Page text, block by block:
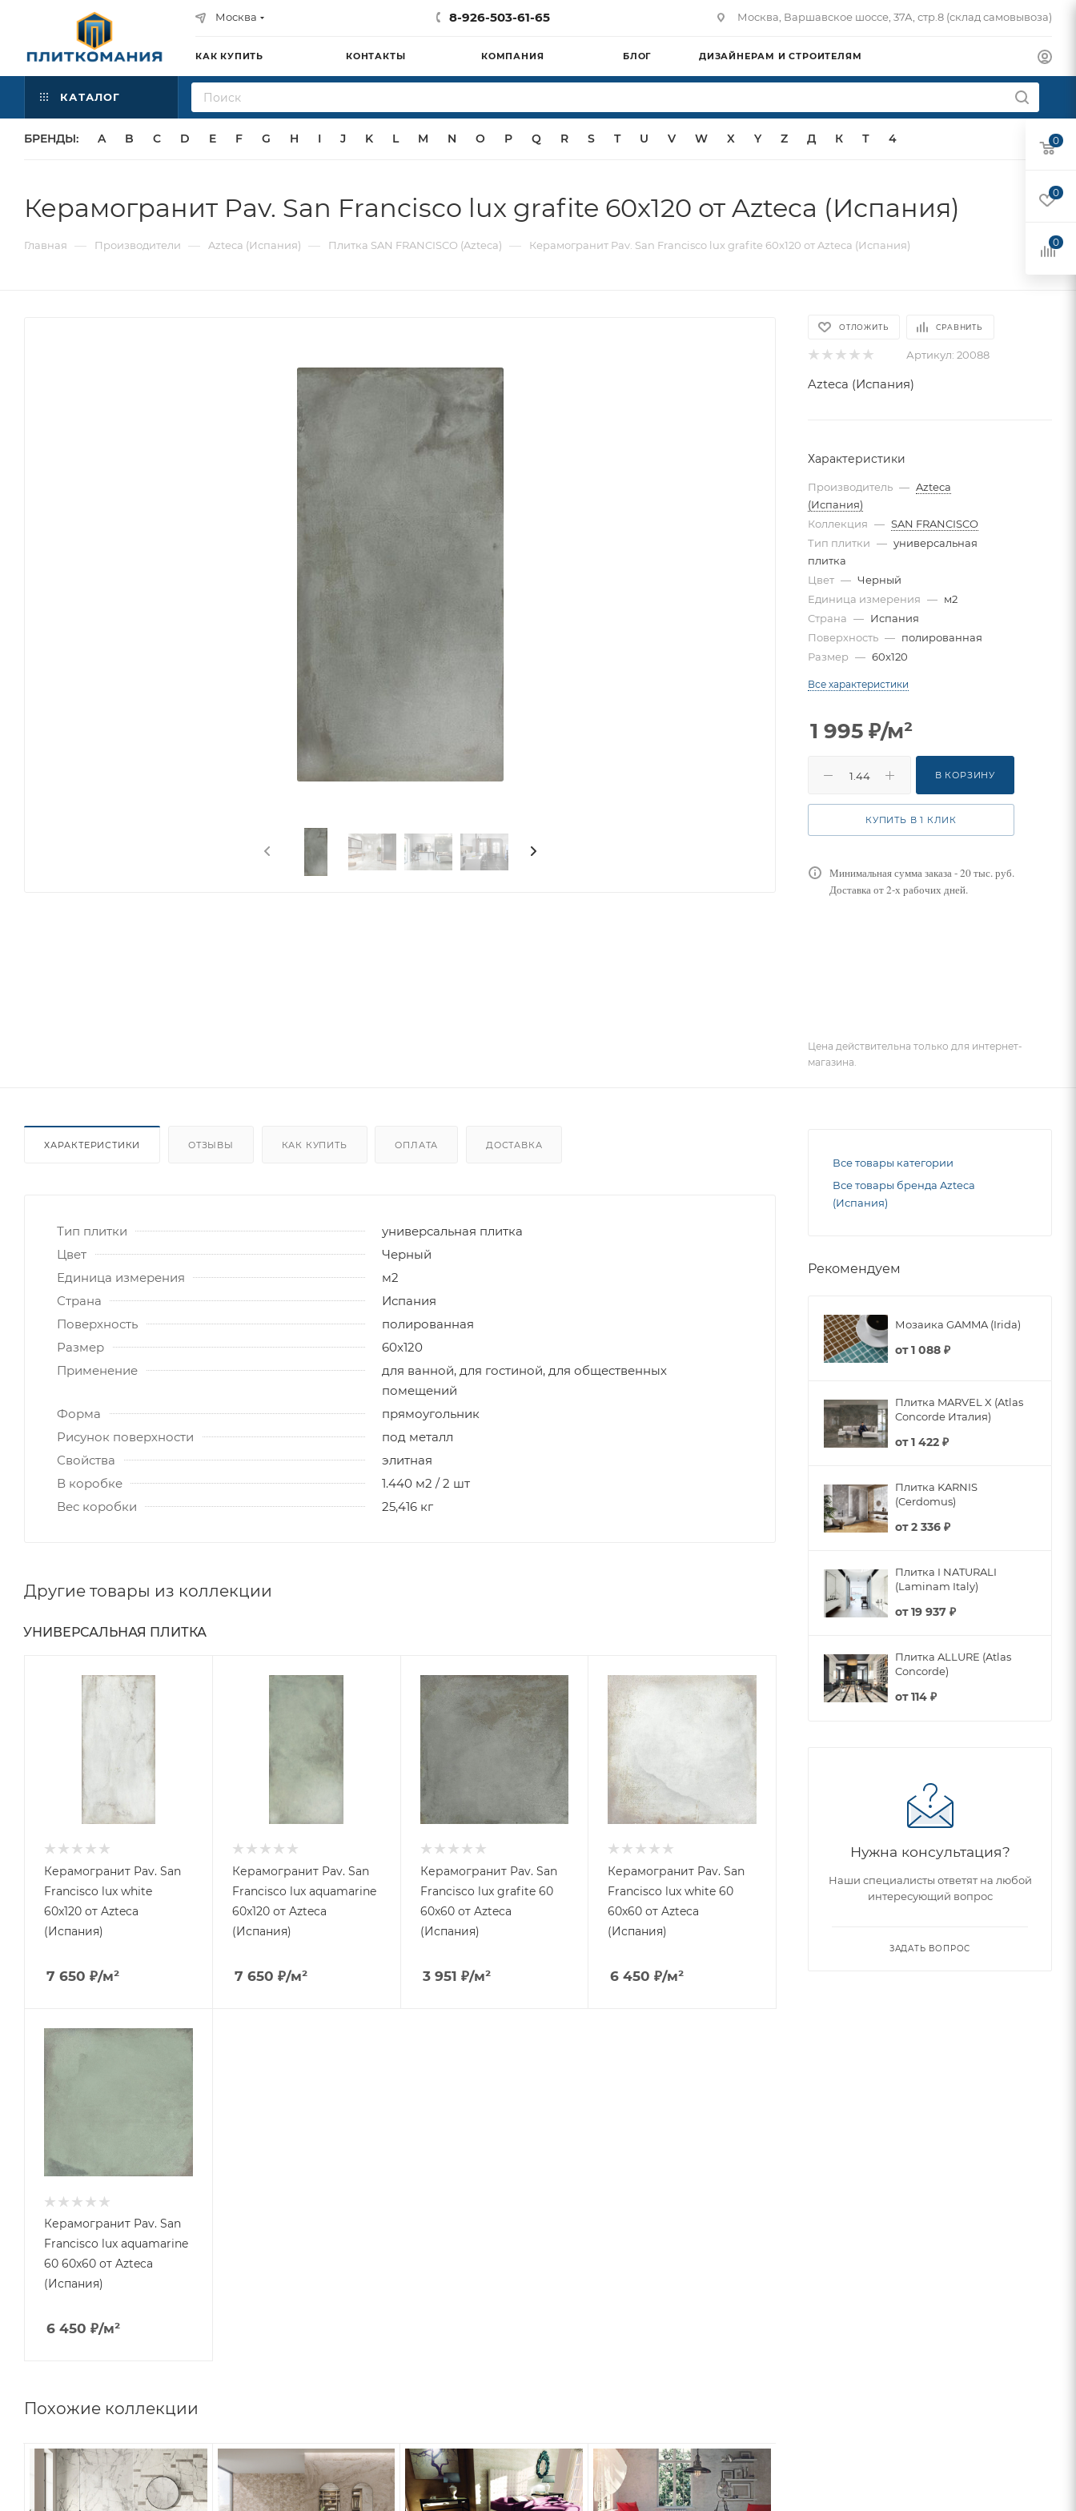
Москва 8-926-503-61-65 Москва, Варшавское шоссе, 37А, стр.8 (склад самовывоза)
КАК КУПИТЬ КОНТАКТЫ КОМПАНИЯ БЛОГ ДИЗАЙНЕРАМ И СТРОИТЕЛЯМ
КАТАЛОГ
БРЕНДЫ: A B C D E F G H I J K L M N O P Q R S T U V W X Y Z Д К Т 4
Керамогранит Pav. San Francisco lux grafite 60x120 от Azteca (Испания)
Главная — Производители — Azteca (Испания) — Плитка SAN FRANCISCO (Azteca) — Керамогранит Pav. San Francisco lux grafite 60x120 от Azteca (Испания)
ОТЛОЖИТЬ СРАВНИТЬ
Артикул: 20088
Azteca (Испания)
Характеристики
Производитель — Azteca
(Испания)
Коллекция — SAN FRANCISCO
Тип плитки — универсальная
плитка
Цвет — Черный
Единица измерения — м2
Страна — Испания
Поверхность — полированная
Размер — 60x120
Все характеристики
1 995 ₽/м²
В КОРЗИНУ
КУПИТЬ В 1 КЛИК
Минимальная сумма заказа - 20 тыс. руб.
Доставка от 2-х рабочих дней.
Цена действительна только для интернет-
магазина.
ХАРАКТЕРИСТИКИ ОТЗЫВЫ КАК КУПИТЬ ОПЛАТА ДОСТАВКА
Тип плитки
универсальная плитка
Цвет
Черный
Единица измерения
м2
Страна
Испания
Поверхность
полированная
Размер
60x120
Применение
для ванной, для гостиной, для общественных
помещений
Форма
прямоугольник
Рисунок поверхности
под металл
Свойства
элитная
В коробке
1.440 м2 / 2 шт
Вес коробки
25,416 кг
Другие товары из коллекции
УНИВЕРСАЛЬНАЯ ПЛИТКА
Керамогранит Pav. San
Francisco lux white
60x120 от Azteca
(Испания)
7 650 ₽/м²
Керамогранит Pav. San
Francisco lux aquamarine
60x120 от Azteca
(Испания)
7 650 ₽/м²
Керамогранит Pav. San
Francisco lux grafite 60
60x60 от Azteca
(Испания)
3 951 ₽/м²
Керамогранит Pav. San
Francisco lux white 60
60x60 от Azteca
(Испания)
6 450 ₽/м²
Керамогранит Pav. San
Francisco lux aquamarine
60 60x60 от Azteca
(Испания)
6 450 ₽/м²
Похожие коллекции
Все товары категории
Все товары бренда Azteca
(Испания)
Рекомендуем
Мозаика GAMMA (Irida)
от1 088 ₽
Плитка MARVEL X (Atlas
Concorde Италия)
от1 422 ₽
Плитка KARNIS
(Cerdomus)
от2 336 ₽
Плитка I NATURALI
(Laminam Italy)
от19 937 ₽
Плитка ALLURE (Atlas
Concorde)
от114 ₽
Нужна консультация?
Наши специалисты ответят на любой
интересующий вопрос
ЗАДАТЬ ВОПРОС
0
0
0